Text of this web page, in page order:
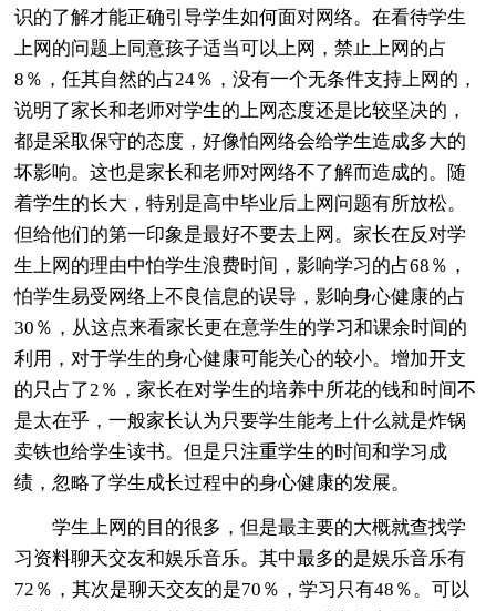
识的了解才能正确引导学生如何面对网络。在看待学生
上网的问题上同意孩子适当可以上网，禁止上网的占
8％，任其自然的占24％，没有一个无条件支持上网的，
说明了家长和老师对学生的上网态度还是比较坚决的，
都是采取保守的态度，好像怕网络会给学生造成多大的
坏影响。这也是家长和老师对网络不了解而造成的。随
着学生的长大，特别是高中毕业后上网问题有所放松。
但给他们的第一印象是最好不要去上网。家长在反对学
生上网的理由中怕学生浪费时间，影响学习的占68％，
怕学生易受网络上不良信息的误导，影响身心健康的占
30％，从这点来看家长更在意学生的学习和课余时间的
利用，对于学生的身心健康可能关心的较小。增加开支
的只占了2％，家长在对学生的培养中所花的钱和时间不
是太在乎，一般家长认为只要学生能考上什么就是炸锅
卖铁也给学生读书。但是只注重学生的时间和学习成
绩，忽略了学生成长过程中的身心健康的发展。
学生上网的目的很多，但是最主要的大概就查找学
习资料聊天交友和娱乐音乐。其中最多的是娱乐音乐有
72％，其次是聊天交友的是70％，学习只有48％。可以